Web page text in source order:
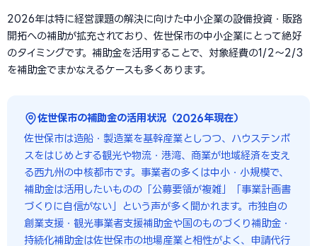
2026年は特に経営課題の解決に向けた中小企業の設備投資・販路
開拓への補助が拡充されており、佐世保市の中小企業にとって絶好
のタイミングです。補助金を活用することで、対象経費の1/2〜2/3
を補助金でまかなえるケースも多くあります。
佐世保市の補助金の活用状況（2026年現在）
佐世保市は造船・製造業を基幹産業としつつ、ハウステンボ
スをはじめとする観光や物流・港湾、商業が地域経済を支え
る西九州の中核都市です。事業者の多くは中小・小規模で、
補助金は活用したいものの「公募要領が複雑」「事業計画書
づくりに自信がない」という声が多く聞かれます。市独自の
創業支援・観光事業者支援補助金や国のものづくり補助金・
持続化補助金は佐世保市の地場産業と相性がよく、申請代行